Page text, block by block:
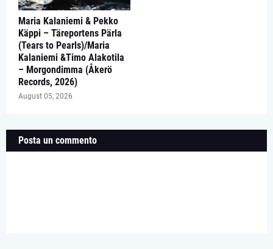
Maria Kalaniemi & Pekko
Käppi – Täreportens Pärla
(Tears to Pearls)/Maria
Kalaniemi &Timo Alakotila
– Morgondimma (Åkerö
Records, 2026)
August 05, 2026
Posta un commento